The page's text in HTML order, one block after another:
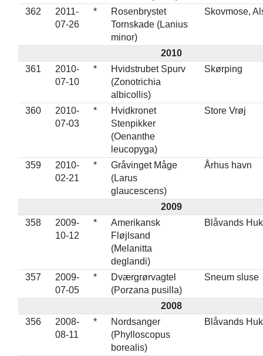
362
2011-
07-26
*
Rosenbrystet
Tornskade (Lanius
minor)
Skovmose,
2010
361
2010-
07-10
*
Hvidstrubet Spurv
(Zonotrichia
albicollis)
Skørping
360
2010-
07-03
*
Hvidkronet
Stenpikker
(Oenanthe
leucopyga)
Store Vrøj
359
2010-
02-21
*
Gråvinget Måge
(Larus
glaucescens)
Århus havn
2009
358
2009-
10-12
*
Amerikansk
Fløjlsand
(Melanitta
deglandi)
Blåvands Huk
357
2009-
07-05
*
Dværgrørvagtel
(Porzana pusilla)
Sneum sluse
2008
356
2008-
08-11
*
Nordsanger
(Phylloscopus
borealis)
Blåvands Huk